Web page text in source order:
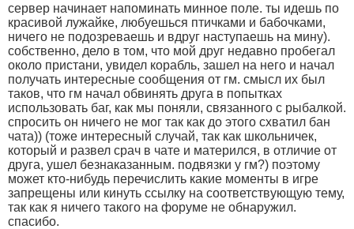
сервер начинает напоминать минное поле. ты идешь по
красивой лужайке, любуешься птичками и бабочками,
ничего не подозреваешь и вдруг наступаешь на мину).
собственно, дело в том, что мой друг недавно пробегал
около пристани, увидел корабль, зашел на него и начал
получать интересные сообщения от гм. смысл их был
таков, что гм начал обвинять друга в попытках
использовать баг, как мы поняли, связанного с рыбалкой.
спросить он ничего не мог так как до этого схватил бан
чата)) (тоже интересный случай, так как школьничек,
который и развел срач в чате и матерился, в отличие от
друга, ушел безнаказанным. подвязки у гм?) поэтому
может кто-нибудь перечислить какие моменты в игре
запрещены или кинуть ссылку на соответствующую тему,
так как я ничего такого на форуме не обнаружил.
спасибо.